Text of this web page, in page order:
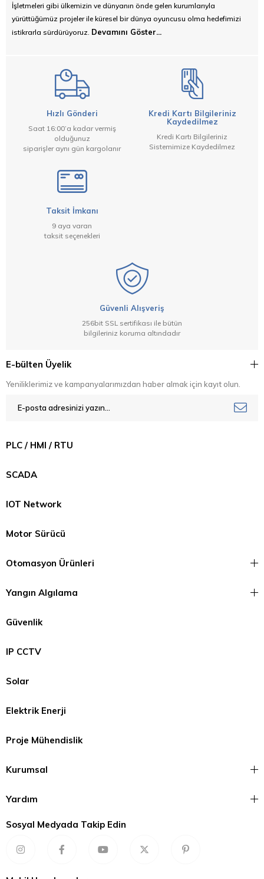
İşletmeleri gibi ülkemizin ve dünyanın önde gelen kurumlarıyla
yürüttüğümüz projeler ile küresel bir dünya oyuncusu olma hedefimizi
istikrarla sürdürüyoruz. Devamını Göster...
Hızlı Gönderi
Saat 16:00’a kadar vermiş
olduğunuz
siparişler aynı gün kargolanır
Kredi Kartı Bilgileriniz
Kaydedilmez
Kredi Kartı Bilgileriniz
Sistemimize Kaydedilmez
Taksit İmkanı
9 aya varan
taksit seçenekleri
Güvenli Alışveriş
256bit SSL sertifikası ile bütün
bilgileriniz koruma altındadır
E-bülten Üyelik
Yeniliklerimiz ve kampanyalarımızdan haber almak için kayıt olun.
PLC / HMI / RTU
SCADA
IOT Network
Motor Sürücü
Otomasyon Ürünleri
Yangın Algılama
Güvenlik
IP CCTV
Solar
Elektrik Enerji
Proje Mühendislik
Kurumsal
Yardım
Sosyal Medyada Takip Edin